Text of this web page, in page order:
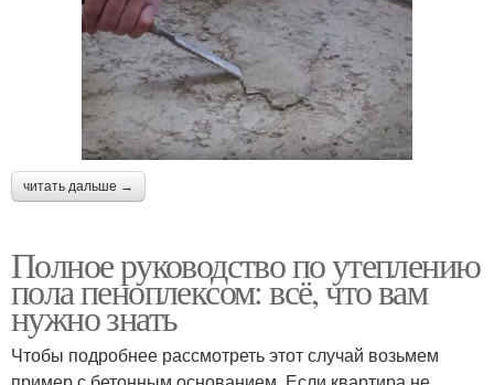
читать дальше →
Полное руководство по утеплению
пола пеноплексом: всё, что вам
нужно знать
Чтобы подробнее рассмотреть этот случай возьмем